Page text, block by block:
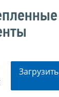
Загрузить